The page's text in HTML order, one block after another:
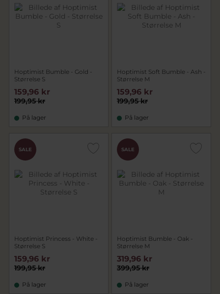
Hoptimist Bumble - Gold -
Størrelse S
199,95 kr
159,96 kr
På lager
Hoptimist Soft Bumble - Ash -
Størrelse M
199,95 kr
159,96 kr
På lager
SALE
Hoptimist Princess - White -
Størrelse S
199,95 kr
159,96 kr
På lager
SALE
Hoptimist Bumble - Oak -
Størrelse M
399,95 kr
319,96 kr
På lager